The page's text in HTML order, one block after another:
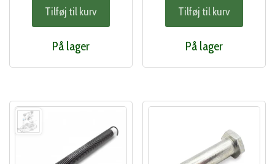
Tilføj til kurv
På lager
Tilføj til kurv
På lager